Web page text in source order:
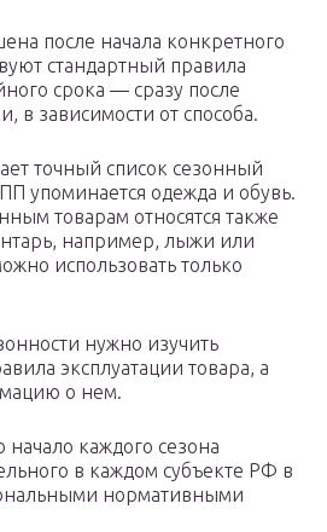
после начала конкретного
стандартный правила
срока — сразу после
в зависимости от способа.
точный список сезонный
упоминается одежда и обувь.
товарам относятся также
например, лыжи или
использовать только
нужно изучить
эксплуатации товара, а
о нем.
начало каждого сезона
в каждом субъекте РФ в
нормативными